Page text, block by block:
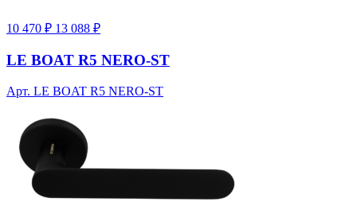
10 470 ₽ 13 088 ₽
LE BOAT R5 NERO-ST
Арт. LE BOAT R5 NERO-ST